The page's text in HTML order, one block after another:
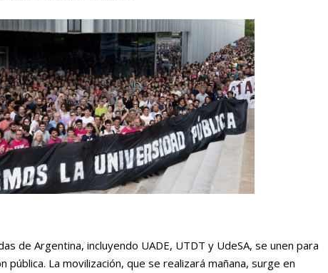
de Argentina, incluyendo UADE, UTDT y UdeSA, se unen para
pública. La movilización, que se realizará mañana, surge en